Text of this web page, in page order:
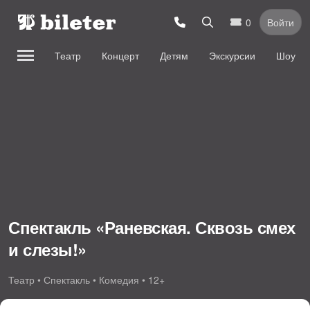
0 Войти
Театр Концерт Детям Экскурсии Шоу
Спектакль «Раневская. Сквозь смех
и слезы!»
Театр • Спектакль • Комедия • 12+